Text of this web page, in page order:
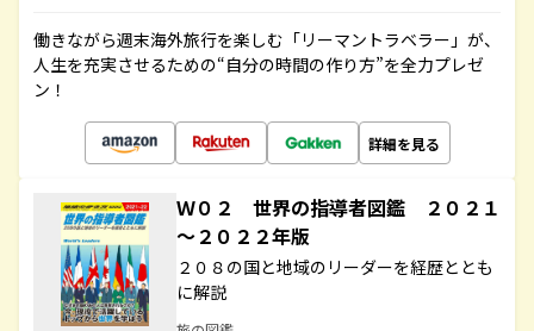
働きながら週末海外旅行を楽しむ「リーマントラベラー」が、
人生を充実させるための“自分の時間の作り方”を全力プレゼ
ン！
詳細を見る
Ｗ０２ 世界の指導者図鑑 ２０２１
～２０２２年版
２０８の国と地域のリーダーを経歴ととも
に解説